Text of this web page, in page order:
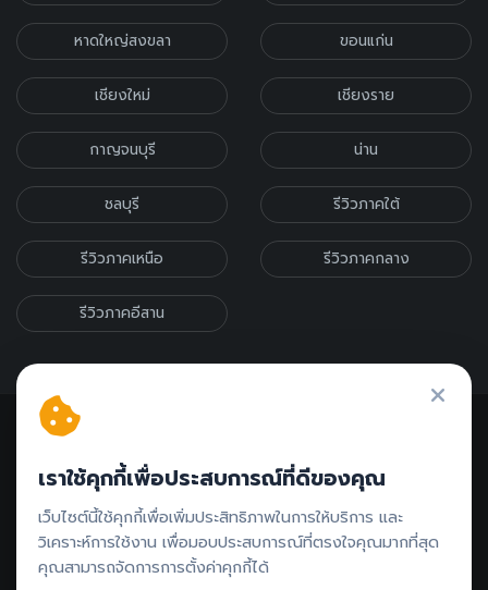
หาดใหญ่สงขลา ขอนแก่น
เชียงใหม่ เชียงราย
กาญจนบุรี น่าน
ชลบุรี รีวิวภาคใต้
รีวิวภาคเหนือ รีวิวภาคกลาง
รีวิวภาคอีสาน
ติดต่อรีวิว // ลงโฆษณา
เราใช้คุกกี้เพื่อประสบการณ์ที่ดีของคุณ
เว็บไซต์นี้ใช้คุกกี้เพื่อเพิ่มประสิทธิภาพในการให้บริการ และ
วิเคราะห์การใช้งาน เพื่อมอบประสบการณ์ที่ตรงใจคุณมากที่สุด
คุณสามารถจัดการการตั้งค่าคุกกี้ได้